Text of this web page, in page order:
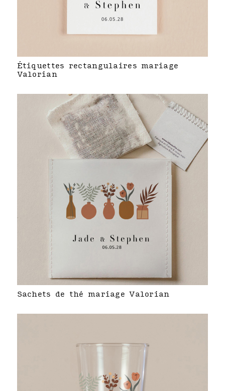
Étiquettes rectangulaires mariage
Valorian
Sachets de thé mariage Valorian